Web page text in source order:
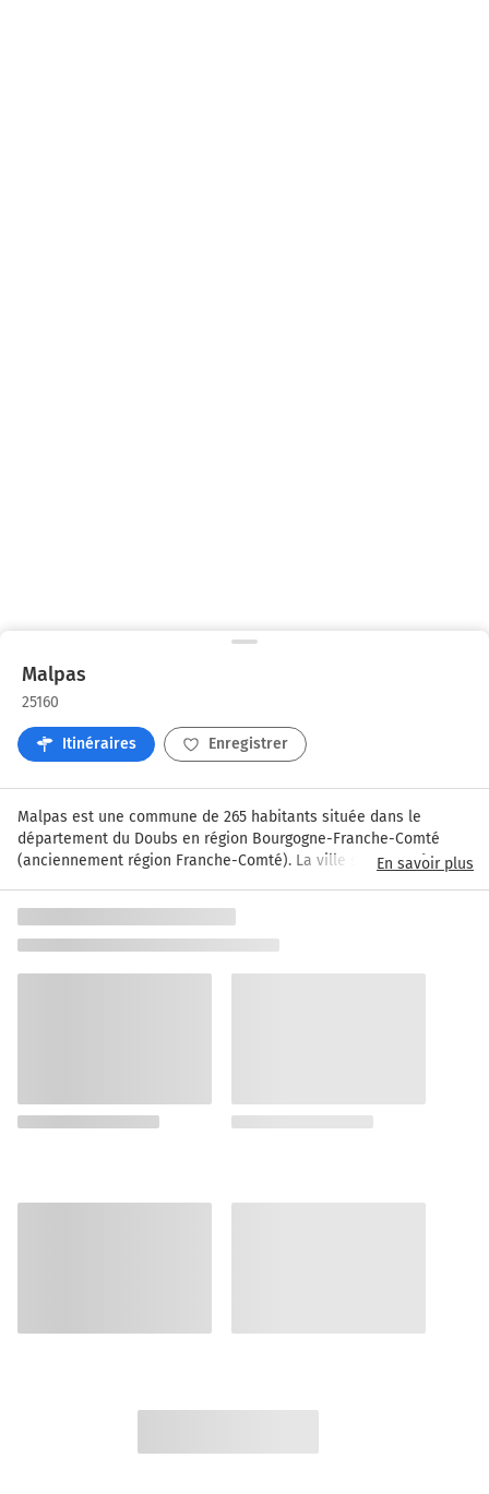
Malpas
25160
Itinéraires Enregistrer
Malpas est une commune de 265 habitants située dans le
département du Doubs en région Bourgogne-Franche-Comté
(anciennement région Franche-Comté). La ville se trouve à 20
Saint Point.
En savoir plus